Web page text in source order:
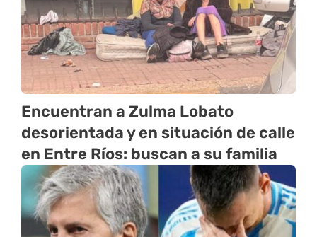
Encuentran a Zulma Lobato
desorientada y en situación de calle
en Entre Ríos: buscan a su familia